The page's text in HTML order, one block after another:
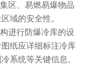
区、易燃易爆物品
域的安全性。
进行防爆冷库的设
纸应详细标注冷库
系统等关键信息。